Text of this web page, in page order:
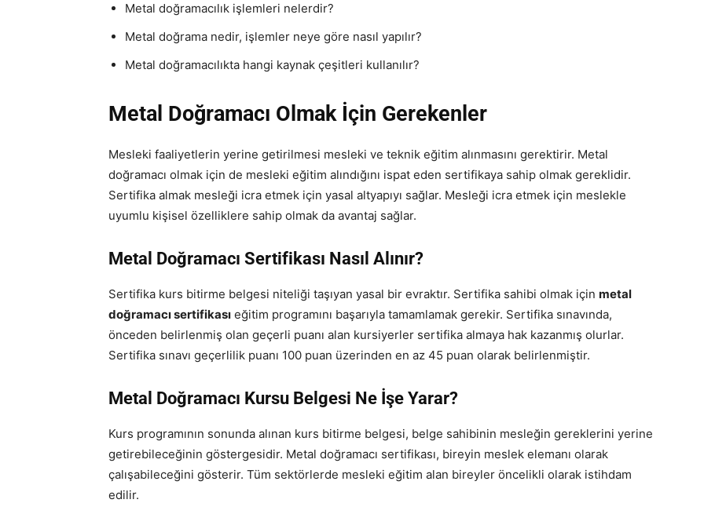
Metal doğramacılık işlemleri nelerdir?
Metal doğrama nedir, işlemler neye göre nasıl yapılır?
Metal doğramacılıkta hangi kaynak çeşitleri kullanılır?
Metal Doğramacı Olmak İçin Gerekenler
Mesleki faaliyetlerin yerine getirilmesi mesleki ve teknik eğitim alınmasını gerektirir. Metal
doğramacı olmak için de mesleki eğitim alındığını ispat eden sertifikaya sahip olmak gereklidir.
Sertifika almak mesleği icra etmek için yasal altyapıyı sağlar. Mesleği icra etmek için meslekle
uyumlu kişisel özelliklere sahip olmak da avantaj sağlar.
Metal Doğramacı Sertifikası Nasıl Alınır?
Sertifika kurs bitirme belgesi niteliği taşıyan yasal bir evraktır. Sertifika sahibi olmak için metal
doğramacı sertifikası eğitim programını başarıyla tamamlamak gerekir. Sertifika sınavında,
önceden belirlenmiş olan geçerli puanı alan kursiyerler sertifika almaya hak kazanmış olurlar.
Sertifika sınavı geçerlilik puanı 100 puan üzerinden en az 45 puan olarak belirlenmiştir.
Metal Doğramacı Kursu Belgesi Ne İşe Yarar?
Kurs programının sonunda alınan kurs bitirme belgesi, belge sahibinin mesleğin gereklerini yerine
getirebileceğinin göstergesidir. Metal doğramacı sertifikası, bireyin meslek elemanı olarak
çalışabileceğini gösterir. Tüm sektörlerde mesleki eğitim alan bireyler öncelikli olarak istihdam
edilir.